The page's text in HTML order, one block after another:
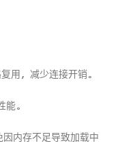
用，减少连接开销。
。
内存不足导致加载中